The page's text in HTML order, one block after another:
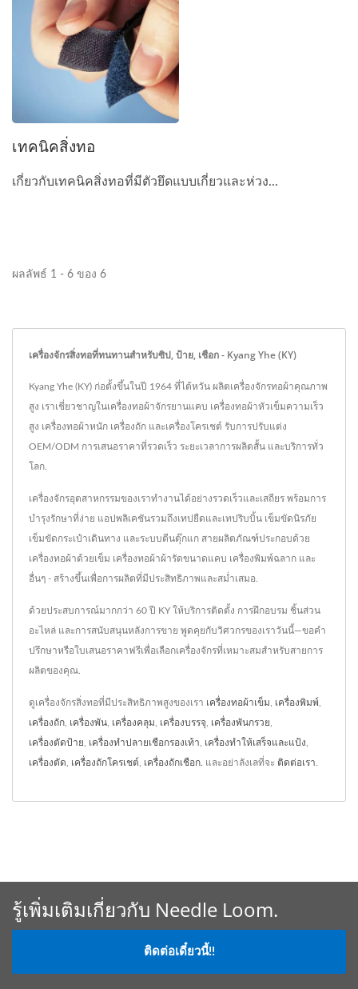
เทคนิคสิ่งทอ
เกี่ยวกับเทคนิคสิ่งทอที่มีตัวยึดแบบเกี่ยวและห่วง...
ผลลัพธ์ 1 - 6 ของ 6
เครื่องจักรสิ่งทอที่ทนทานสำหรับซิป, ป้าย, เชือก - Kyang Yhe (KY)
Kyang Yhe (KY) ก่อตั้งขึ้นในปี 1964 ที่ไต้หวัน ผลิตเครื่องจักรทอผ้าคุณภาพ
สูง เราเชี่ยวชาญในเครื่องทอผ้าจักรยานแคบ เครื่องทอผ้าหัวเข็มความเร็ว
สูง เครื่องทอผ้าหนัก เครื่องถัก และเครื่องโครเชต์ รับการปรับแต่ง
OEM/ODM การเสนอราคาที่รวดเร็ว ระยะเวลาการผลิตสั้น และบริการทั่ว
โลก.
เครื่องจักรอุตสาหกรรมของเราทำงานได้อย่างรวดเร็วและเสถียร พร้อมการ
บำรุงรักษาที่ง่าย แอปพลิเคชันรวมถึงเทปยืดและเทปริบบิ้น เข็มขัดนิรภัย
เข็มขัดกระเป๋าเดินทาง และระบบตีนตุ๊กแก สายผลิตภัณฑ์ประกอบด้วย
เครื่องทอผ้าด้วยเข็ม เครื่องทอผ้าผ้ารัดขนาดแคบ เครื่องพิมพ์ฉลาก และ
อื่นๆ - สร้างขึ้นเพื่อการผลิตที่มีประสิทธิภาพและสม่ำเสมอ.
ด้วยประสบการณ์มากกว่า 60 ปี KY ให้บริการติดตั้ง การฝึกอบรม ชิ้นส่วน
อะไหล่ และการสนับสนุนหลังการขาย พูดคุยกับวิศวกรของเราวันนี้—ขอคำ
ปรึกษาหรือใบเสนอราคาฟรีเพื่อเลือกเครื่องจักรที่เหมาะสมสำหรับสายการ
ผลิตของคุณ.
ดูเครื่องจักรสิ่งทอที่มีประสิทธิภาพสูงของเรา เครื่องทอผ้าเข็ม เครื่องพิมพ์
เครื่องถัก เครื่องพัน เครื่องคลุม เครื่องบรรจุ เครื่องพันกรวย
เครื่องตัดป้าย เครื่องทำปลายเชือกรองเท้า เครื่องทำให้เสร็จและแป้ง
เครื่องตัด เครื่องถักโครเชต์ เครื่องถักเชือก. และอย่าลังเลที่จะ ติดต่อเรา
รู้เพิ่มเติมเกี่ยวกับ Needle Loom.
ติดต่อเดี๋ยวนี้!!